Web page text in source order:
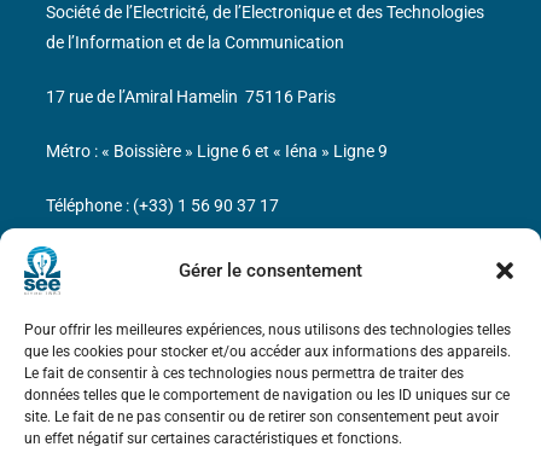
Gérer le consentement
Pour offrir les meilleures expériences, nous utilisons des technologies telles
que les cookies pour stocker et/ou accéder aux informations des appareils.
Le fait de consentir à ces technologies nous permettra de traiter des
données telles que le comportement de navigation ou les ID uniques sur ce
site. Le fait de ne pas consentir ou de retirer son consentement peut avoir
un effet négatif sur certaines caractéristiques et fonctions.
Bicentenaire des découvertes d’André-
Marie Ampère
Mentions légales
Société de l’Electricité, de l’Electronique et des Technologies
de l’Information et de la Communication
17 rue de l’Amiral Hamelin 75116 Paris
Métro : « Boissière » Ligne 6 et « Iéna » Ligne 9
Téléphone : (+33) 1 56 90 37 17
N° de SIREN : 785 393 232, Code APE : 9412Z TVA intra-
communautaire : FR44 785 393 232